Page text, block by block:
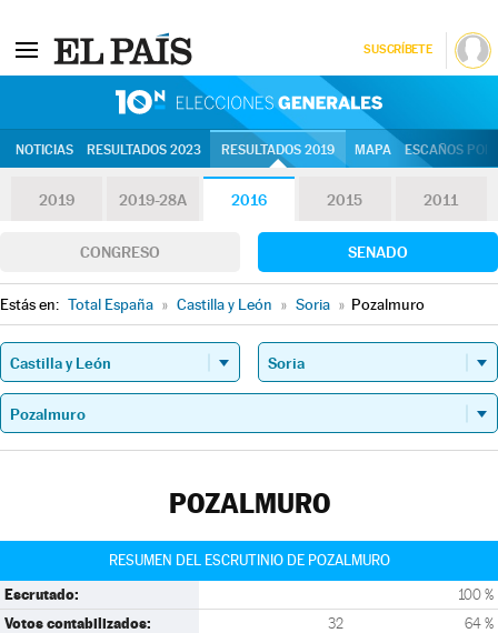
SUSCRÍBETE
NOTICIAS RESULTADOS 2023 RESULTADOS 2019 MAPA ESCAÑOS
2019 2019-28A 2016 2015 2011
CONGRESO SENADO
Estás en: Total España » Castilla y León » Soria » Pozalmuro
POZALMURO
RESUMEN DEL ESCRUTINIO DE POZALMURO
Escrutado: 100 %
Votos contabilizados: 32 64 %